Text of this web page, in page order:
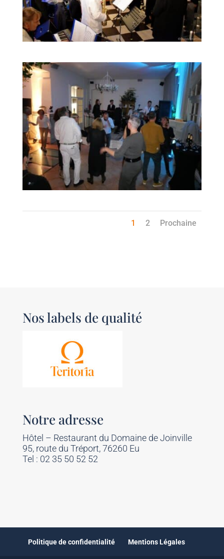
1 2 Prochaine
Nos labels de qualité
Notre adresse
Hôtel – Restaurant du Domaine de Joinville
95, route du Tréport, 76260 Eu
Tel : 02 35 50 52 52
Politique de confidentialité Mentions Légales